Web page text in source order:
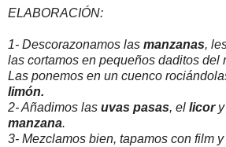
ELABORACIÓN:
1- Descorazonamos las manzanas,
las cortamos en pequeños daditos del
Las ponemos en un cuenco
limón.
2- Añadimos las uvas pasas, el licory
manzana.
3- Mezclamos bien, tapamos con film